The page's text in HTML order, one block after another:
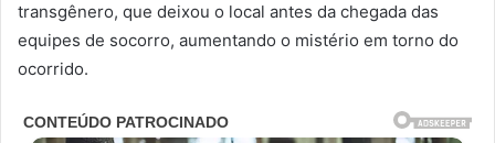
transgênero, que deixou o local antes da chegada das
equipes de socorro, aumentando o mistério em torno do
ocorrido.